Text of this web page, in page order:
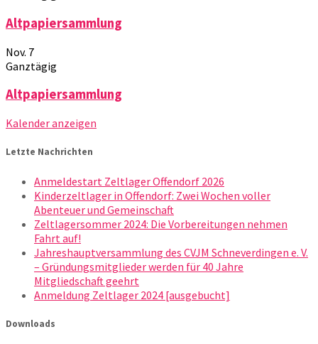
Altpapiersammlung
Nov. 7
Ganztägig
Altpapiersammlung
Kalender anzeigen
Letzte Nachrichten
Anmeldestart Zeltlager Offendorf 2026
Kinderzeltlager in Offendorf: Zwei Wochen voller
Abenteuer und Gemeinschaft
Zeltlagersommer 2024: Die Vorbereitungen nehmen
Fahrt auf!
Jahreshauptversammlung des CVJM Schneverdingen e. V.
– Gründungsmitglieder werden für 40 Jahre
Mitgliedschaft geehrt
Anmeldung Zeltlager 2024 [ausgebucht]
Downloads